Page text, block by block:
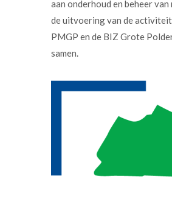
aan onderhoud en beheer van
de uitvoering van de
PMGP en de BIZ Grote
samen.